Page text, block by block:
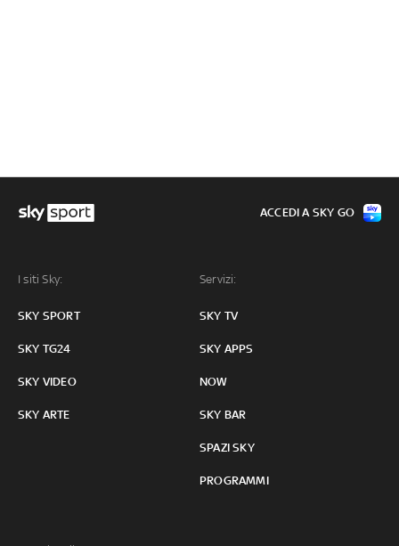
I siti Sky:
SKY SPORT
SKY TG24
SKY VIDEO
SKY ARTE
Servizi:
SKY TV
SKY APPS
NOW
SKY BAR
SPAZI SKY
PROGRAMMI
ACCEDI A SKY GO